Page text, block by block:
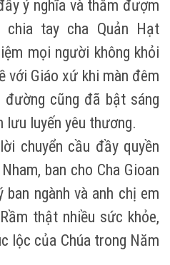
ý nghĩa và thắm đượm
chia tay cha Quản Hạt
mọi người không khỏi
với Giáo xứ khi màn đêm
đường cũng đã bật sáng
lưu luyến yêu thương.
chuyển cầu đầy quyền
ban cho Cha Gioan
ngành và anh chị em
thật nhiều sức khỏe,
lộc của Chúa trong Năm